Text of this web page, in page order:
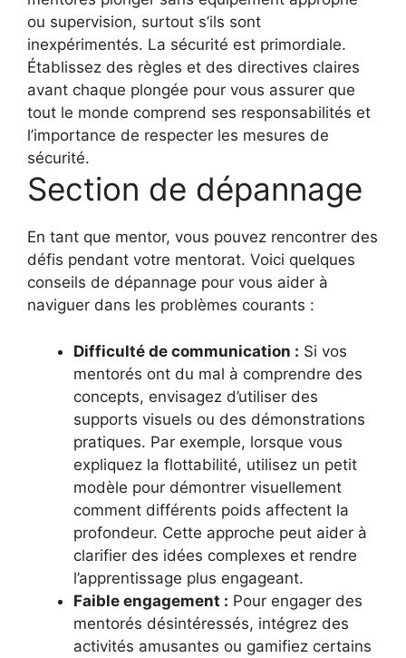
ou supervision, surtout s’ils sont
inexpérimentés. La sécurité est primordiale.
Établissez des règles et des directives claires
avant chaque plongée pour vous assurer que
tout le monde comprend ses responsabilités et
l’importance de respecter les mesures de
sécurité.
Section de dépannage
En tant que mentor, vous pouvez rencontrer des
défis pendant votre mentorat. Voici quelques
conseils de dépannage pour vous aider à
naviguer dans les problèmes courants :
Difficulté de communication : Si vos
mentorés ont du mal à comprendre des
concepts, envisagez d’utiliser des
supports visuels ou des démonstrations
pratiques. Par exemple, lorsque vous
expliquez la flottabilité, utilisez un petit
modèle pour démontrer visuellement
comment différents poids affectent la
profondeur. Cette approche peut aider à
clarifier des idées complexes et rendre
l’apprentissage plus engageant.
Faible engagement : Pour engager des
mentorés désintéressés, intégrez des
activités amusantes ou gamifiez certains